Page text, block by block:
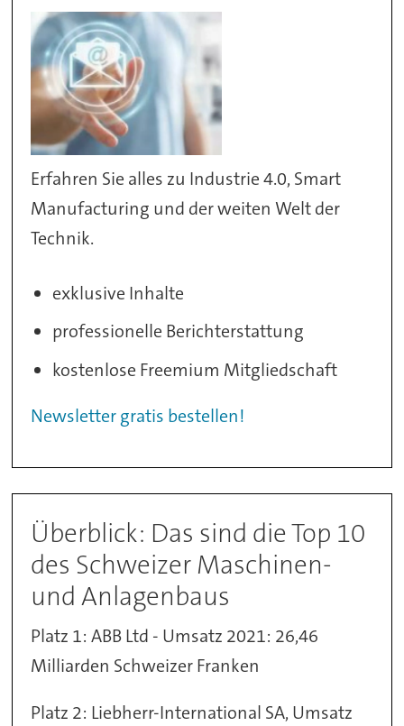
Erfahren Sie alles zu Industrie 4.0, Smart
Manufacturing und der weiten Welt der
Technik.
exklusive Inhalte
professionelle Berichterstattung
kostenlose Freemium Mitgliedschaft
Newsletter gratis bestellen!
Überblick: Das sind die Top 10
des Schweizer Maschinen-
und Anlagenbaus
Platz 1: ABB Ltd - Umsatz 2021: 26,46
Milliarden Schweizer Franken
Platz 2: Liebherr-International SA, Umsatz